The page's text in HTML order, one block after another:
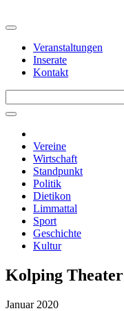
Veranstaltungen
Inserate
Kontakt
Vereine
Wirtschaft
Standpunkt
Politik
Dietikon
Limmattal
Sport
Geschichte
Kultur
Kolping Theater
Januar 2020